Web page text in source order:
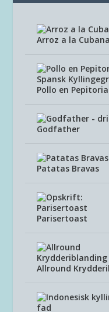
Arroz a la Cubana
Pollo en
Godfather
Patatas Bravas
Parisertoast
Allround